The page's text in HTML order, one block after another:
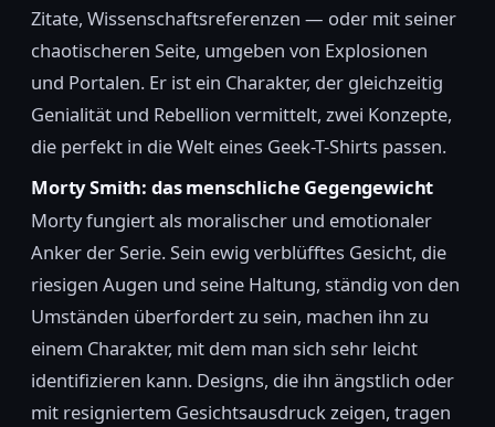
Zitate, Wissenschaftsreferenzen — oder mit seiner
chaotischeren Seite, umgeben von Explosionen
und Portalen. Er ist ein Charakter, der gleichzeitig
Genialität und Rebellion vermittelt, zwei Konzepte,
die perfekt in die Welt eines Geek-T-Shirts passen.
Morty Smith: das menschliche Gegengewicht
Morty fungiert als moralischer und emotionaler
Anker der Serie. Sein ewig verblüfftes Gesicht, die
riesigen Augen und seine Haltung, ständig von den
Umständen überfordert zu sein, machen ihn zu
einem Charakter, mit dem man sich sehr leicht
identifizieren kann. Designs, die ihn ängstlich oder
mit resigniertem Gesichtsausdruck zeigen, tragen